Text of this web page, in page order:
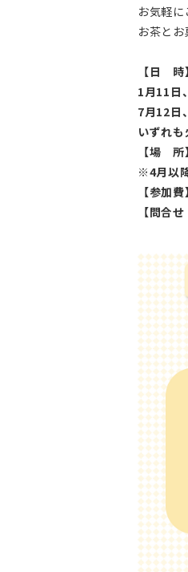
お気軽
お茶と
【日 時】
1月11日
7月12日
いずれ
【場
※4月以
【参加
【問合